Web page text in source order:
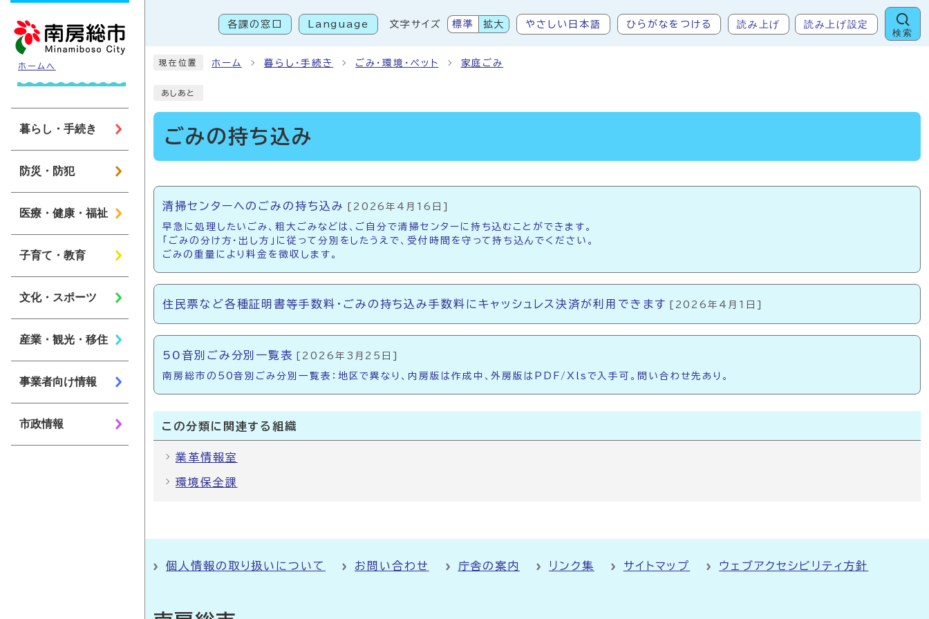
各課の窓口 Language 文字サイズ 標準 拡大 やさしい日本語 ひらがなをつける 読み上げ 読み上げ設定
検索
ホームへ
暮らし・手続き
防災・防犯
医療・健康・福祉
子育て・教育
文化・スポーツ
産業・観光・移住
事業者向け情報
市政情報
現在位置 ホーム 暮らし・手続き ごみ・環境・ペット 家庭ごみ
あしあと
ごみの持ち込み
メインメニュー
清掃センターへのごみの持ち込み [2026年4月16日]
早急に処理したいごみ、粗大ごみなどは、ご自分で清掃センターに持ち込むことができます。
「ごみの分け方・出し方」に従って分別をしたうえで、受付時間を守って持ち込んでください。
ごみの重量により料金を徴収します。
住民票など各種証明書等手数料・ごみの持ち込み手数料にキャッシュレス決済が利用できます [2026年4月1日]
50音別ごみ分別一覧表 [2026年3月25日]
南房総市の50音別ごみ分別一覧表：地区で異なり、内房版は作成中、外房版はPDF/Xlsで入手可。問い合わせ先あり。
この分類に関連する組織
業革情報室
環境保全課
個人情報の取り扱いについて お問い合わせ 庁舎の案内 リンク集 サイトマップ ウェブアクセシビリティ方針